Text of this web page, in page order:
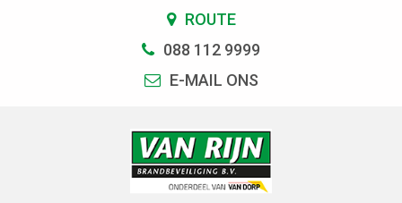
ROUTE
088 112 9999
E-MAIL ONS